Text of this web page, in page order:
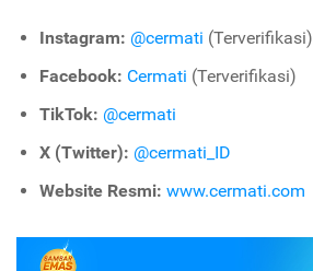
Instagram: @cermati (Terverifikasi)
Facebook: Cermati (Terverifikasi)
TikTok: @cermati
X (Twitter): @cermati_ID
Website Resmi: www.cermati.com